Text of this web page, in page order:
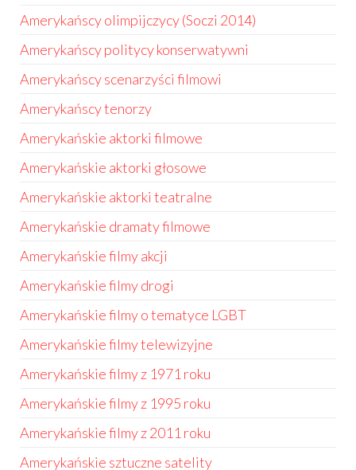
Amerykańscy olimpijczycy (Soczi 2014)
Amerykańscy politycy konserwatywni
Amerykańscy scenarzyści filmowi
Amerykańscy tenorzy
Amerykańskie aktorki filmowe
Amerykańskie aktorki głosowe
Amerykańskie aktorki teatralne
Amerykańskie dramaty filmowe
Amerykańskie filmy akcji
Amerykańskie filmy drogi
Amerykańskie filmy o tematyce LGBT
Amerykańskie filmy telewizyjne
Amerykańskie filmy z 1971 roku
Amerykańskie filmy z 1995 roku
Amerykańskie filmy z 2011 roku
Amerykańskie sztuczne satelity